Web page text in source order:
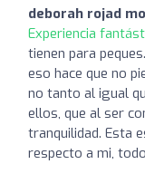
deborah rojad
Experiencia
tienen para
eso hace que no
no tanto al igual
ellos, que al ser
tranquilidad. Esta
respecto a mi,